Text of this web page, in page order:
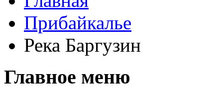
Прибайкалье
Река Баргузин
Главное меню